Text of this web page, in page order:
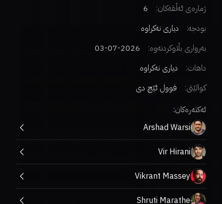
ژمارەی ئەڵقەکان:
6
بودجە:
دیاری نەکراوە
بەرواری بڵاوکردنەوە:
2026-07-03
داهات:
دیاری نەکراوە
کوالێتی:
فوول ئێچ دی
ئەکتەرەکان:
Arshad Warsi
Vir Hirani
Vikrant Massey
Shruti Marathe